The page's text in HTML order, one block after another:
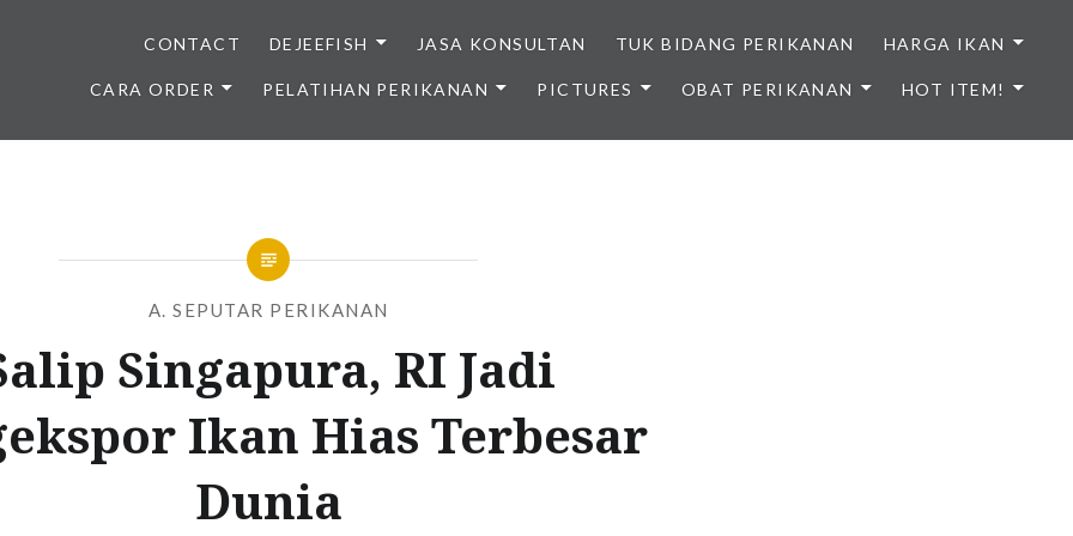
IKAN BERKUALITAS INDONESIA
CONTACT DEJEEFISH JASA KONSULTAN TUK BIDANG PERIKANAN HARGA IKAN
CARA ORDER PELATIHAN PERIKANAN PICTURES OBAT PERIKANAN HOT ITEM!
A. SEPUTAR PERIKANAN
Singapura, RI Jadi
Ikan Hias Terbesar
Dunia